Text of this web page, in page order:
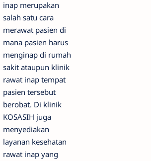
inap merupakan
salah satu cara
merawat pasien di
mana pasien harus
menginap di rumah
sakit ataupun klinik
rawat inap tempat
pasien tersebut
berobat. Di klinik
KOSASIH juga
menyediakan
layanan kesehatan
rawat inap yang